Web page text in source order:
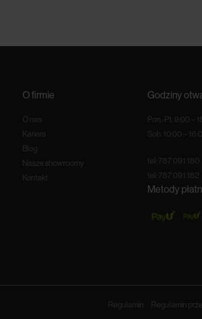
O firmie
O nas
Kariera
Blog
Nasze showroomy
Kontakt
Godziny
Pon.-Pt. 9:00 –
Sob. 10:00 –
tel: 787 091 180
tel: 787 091 182
Metody
Regulamin Regulamin